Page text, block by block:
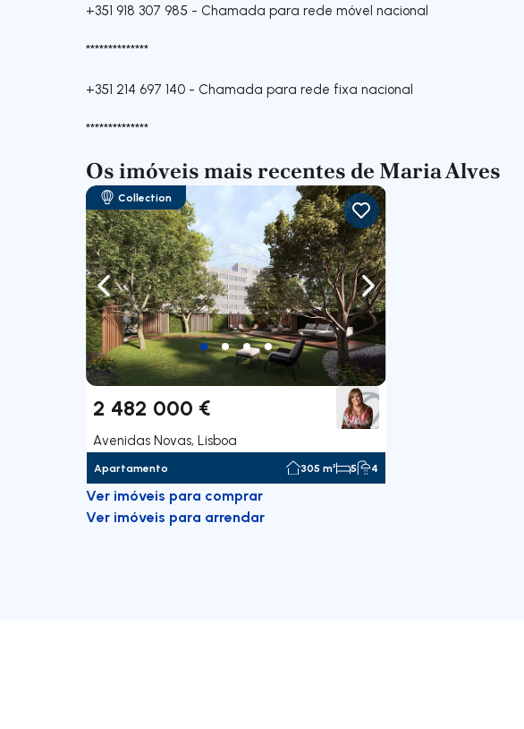
+351 918 307 985 - Chamada para rede móvel nacional
**************
+351 214 697 140 - Chamada para rede fixa nacional
**************
Os imóveis mais recentes de Maria Alves
Navegação para a esquerda Navegação para a direita
Collection
2 482 000 €
Avenidas Novas, Lisboa
Apartamento 305 m² 5 4
Ver imóveis para comprar
Ver imóveis para arrendar